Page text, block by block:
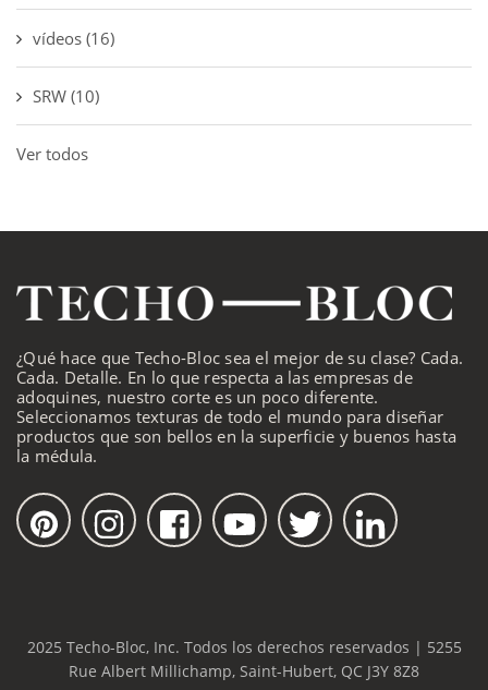
vídeos (16)
SRW (10)
Ver todos
¿Qué hace que Techo-Bloc sea el mejor de su clase? Cada.
Cada. Detalle. En lo que respecta a las empresas de
adoquines, nuestro corte es un poco diferente.
Seleccionamos texturas de todo el mundo para diseñar
productos que son bellos en la superficie y buenos hasta
la médula.
2025 Techo-Bloc, Inc. Todos los derechos reservados | 5255
Rue Albert Millichamp, Saint-Hubert, QC J3Y 8Z8